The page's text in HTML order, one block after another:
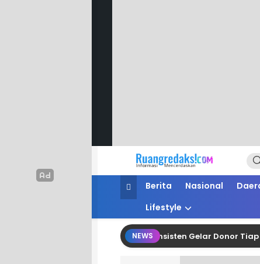
Ruang Redaksi
Informasi Mencerdaskan
Berita Nasional
Lifestyle
NEWS
Masjid Nur Intan Lestari Konsisten Gelar Donor Tiap Tiga